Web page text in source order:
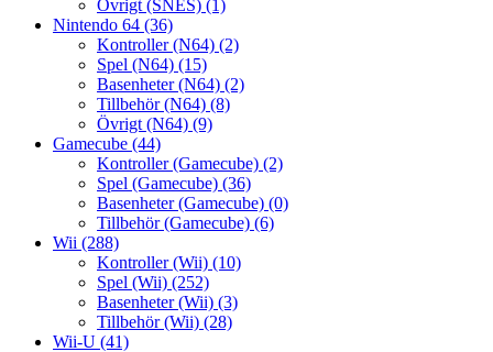
Övrigt (SNES) (1)
Nintendo 64 (36)
Kontroller (N64) (2)
Spel (N64) (15)
Basenheter (N64) (2)
Tillbehör (N64) (8)
Övrigt (N64) (9)
Gamecube (44)
Kontroller (Gamecube) (2)
Spel (Gamecube) (36)
Basenheter (Gamecube) (0)
Tillbehör (Gamecube) (6)
Wii (288)
Kontroller (Wii) (10)
Spel (Wii) (252)
Basenheter (Wii) (3)
Tillbehör (Wii) (28)
Wii-U (41)